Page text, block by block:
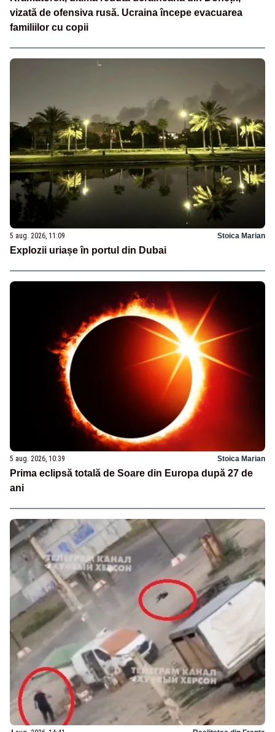
vizată de ofensiva rusă. Ucraina începe evacuarea
familiilor cu copii
5 aug. 2026, 11:09 Stoica Marian
Explozii uriașe în portul din Dubai
5 aug. 2026, 10:39 Stoica Marian
Prima eclipsă totală de Soare din Europa după 27 de
ani